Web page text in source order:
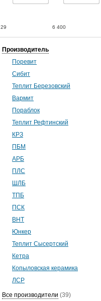
29 6 400
Производитель
Поревит
Сибит
Теплит Березовский
Вармит
Пораблок
Теплит Рефтинский
КРЗ
ПБМ
АРБ
ПЛС
ШЛБ
ТПБ
ПСК
ВНТ
Юнкер
Теплит Сысертский
Кетра
Копыловская керамика
ЛСР
Все производители (39)